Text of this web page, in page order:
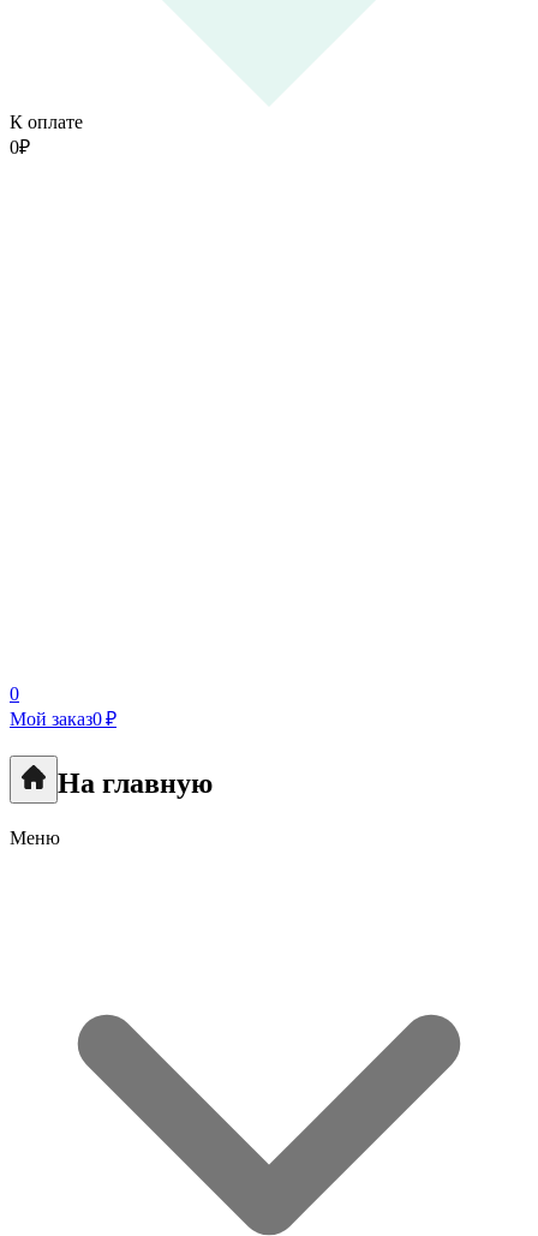
К оплате
0₽
0
Мой заказ0 ₽
На главную
Меню